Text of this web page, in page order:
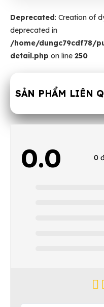
Deprecated: Creation of
deprecated in
/home/dungc79cdf78/
detail.php on line 250
SẢN PHẨM LIÊN
0.0 0